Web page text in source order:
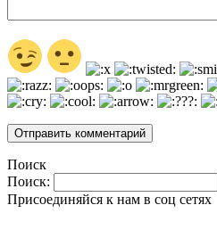
Поиск
Поиск:
Присоединяйся к нам в соц сетях